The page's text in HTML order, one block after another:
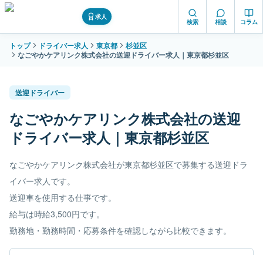
求人
検索 相談 コラム
トップ ドライバー求人 東京都
杉並区
なごやかケアリンク株式会社の送迎ドライバー求人｜東京都杉並区
送迎ドライバー
なごやかケアリンク株式会社の送迎
ドライバー求人｜東京都杉並区
なごやかケアリンク株式会社が東京都杉並区で募集する送迎ドラ
イバー求人です。
送迎車を使用する仕事です。
給与は時給3,500円です。
勤務地・勤務時間・応募条件を確認しながら比較できます。